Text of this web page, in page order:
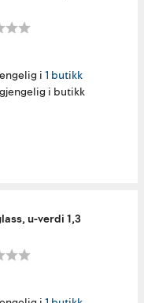
i 1 butikk
i butikk
u-verdi 1,3